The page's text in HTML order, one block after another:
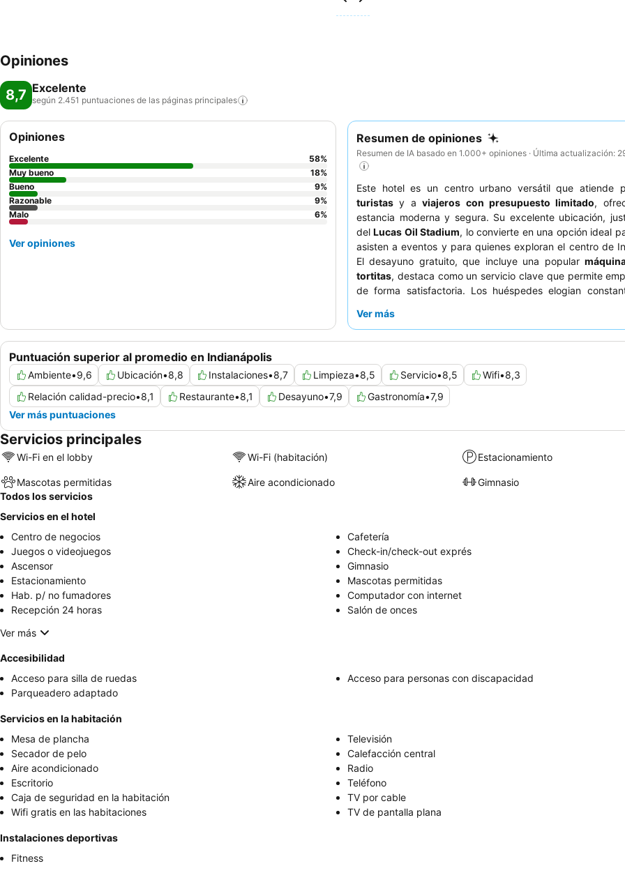
Opiniones
8,7 Excelente
según 2.451 puntuaciones de las páginas principales
Resumen de opiniones
Resumen de IA basado en 1.000+ opiniones · Última actualización:
Este hotel es un centro urbano versátil que atiende
turistas y aviajeros con presupuesto limitado,
estancia moderna y segura. Su excelente ubicación,
delLucas Oil Stadium, lo convierte en una opción ideal
asisten a eventos y para quienes exploran el centro de
El desayuno gratuito, que incluye una popular
tortitas, destaca como un servicio clave que permite
de forma satisfactoria. Los huéspedes elogian
significativamente a crear un ambiente acogedor.
Ver más
Puntuación superior al promedio en Indianápolis
Ambiente•9,6 Ubicación•8,8 Instalaciones•8,7 Limpieza•8,5 Servicio•8,5 Wifi•8,3
Relación calidad-precio•8,1 Restaurante•8,1 Desayuno•7,9 Gastronomía•7,9
Ver más puntuaciones
Opiniones
Excelente 58%
Muy bueno
18%
Bueno
9%
Razonable
9%
Malo
6%
Ver opiniones
Servicios principales
Wi-Fi en el lobby Wi-Fi (habitación) Estacionamiento
Mascotas permitidas Aire acondicionado
Gimnasio
Todos los servicios
Servicios en el hotel
Centro de negocios
Cafetería
Juegos o videojuegos
Check-in/check-out exprés
Ascensor
Gimnasio
Estacionamiento
Mascotas permitidas
Hab. p/ no fumadores
Computador con internet
Recepción 24 horas
Salón de onces
Ver más
Accesibilidad
Acceso para silla de ruedas
Acceso para personas con discapacidad
Parqueadero adaptado
Servicios en la habitación
Mesa de plancha
Televisión
Secador de pelo
Calefacción central
Aire acondicionado
Radio
Escritorio
Teléfono
Caja de seguridad en la habitación
TV por cable
Wifi gratis en las habitaciones
TV de pantalla plana
Instalaciones deportivas
Fitness